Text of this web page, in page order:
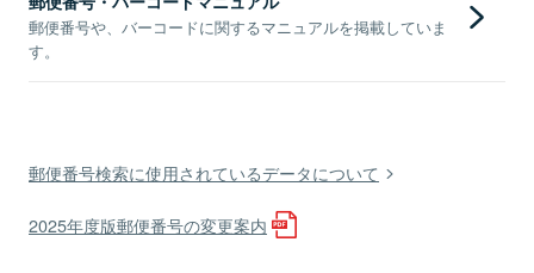
郵便番号や、バーコードに関するマニュアルを掲載していま
す。
郵便番号検索に使用されているデータについて
2025年度版郵便番号の変更案内